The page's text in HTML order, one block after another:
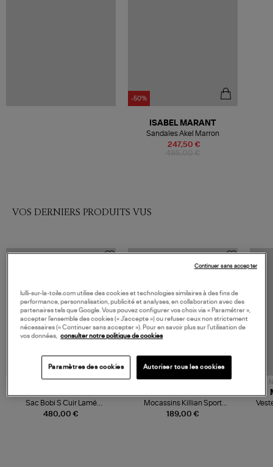
-50%
247,50 €
ISABEL MARANT
Sandales Akel Marron
VOS DERNIERS PRODUITS VUS
480,00 €
Sac Bobi S Cuir Lamé
Champagne
189,00 €
Mocassins Killian Sport
Mousse
lulli-sur-la-toile.com utilise des cookies et technologies similaires à des fins de
performance, personnalisation, publicité et analyses, en collaboration avec des
partenaires tels que Google. Vous pouvez configurer vos choix via « Paramétrer »,
accepter l’ensemble des cookies (« J’accepte ») ou refuser ceux non strictement
nécessaires (« Continuer sans accepter »). Pour en savoir plus sur l’utilisation de
vos données, consulter notre politique de cookies
Paramètres des cookies Autoriser tous les cookies
Continuer sans accepter